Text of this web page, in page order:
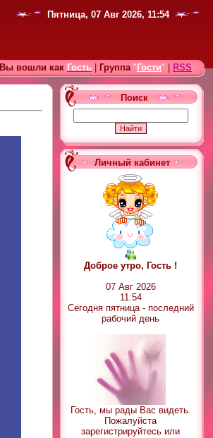
Пятница, 07 Авг 2026, 11:54
Вы вошли как Гость Группа " Гости" RSS
Поиск
Личный кабинет
Доброе утро, Гость !
07 Авг 2026
11:54
Сегодня пятница - последний
рабочий день
Гость, мы рады Вас видеть.
Пожалуйста
зарегистрируйтесь или